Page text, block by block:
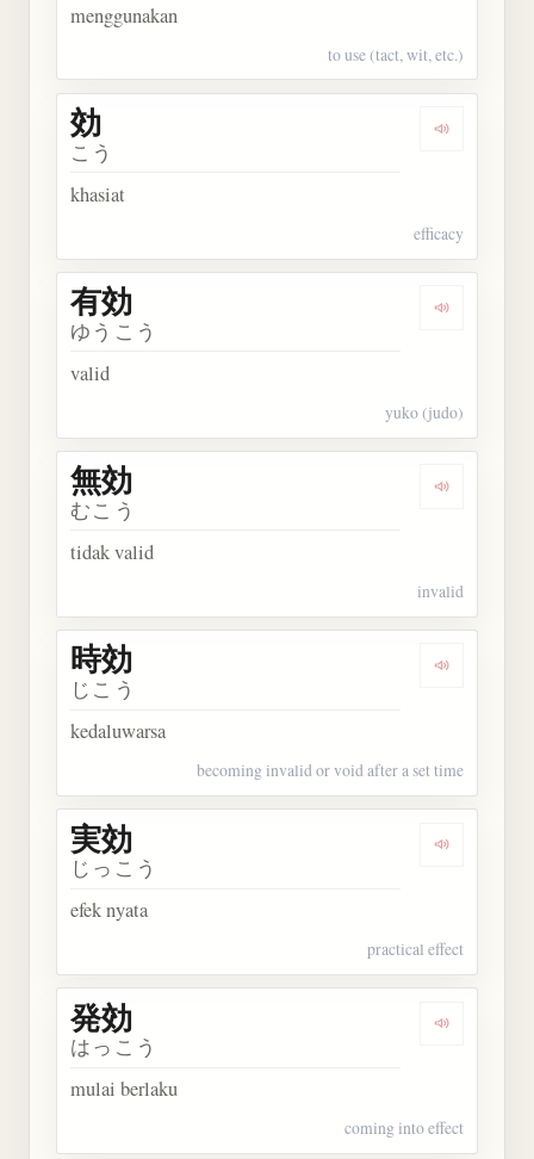
menggunakan
to use (tact, wit, etc.)
Dengarkan
効
こう
khasiat
efficacy
Dengarkan
有効
ゆうこう
valid
yuko (judo)
Dengarkan
無効
むこう
tidak valid
invalid
Dengarkan
時効
じこう
kedaluwarsa
becoming invalid or void after a set time
Dengarkan
実効
じっこう
efek nyata
practical effect
Dengarkan
発効
はっこう
mulai berlaku
coming into effect